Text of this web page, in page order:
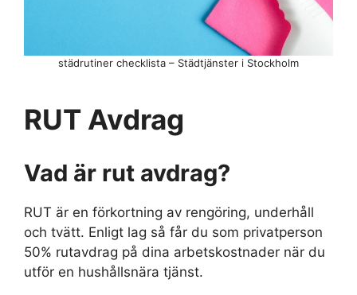
RUT Avdrag
Vad är rut avdrag?
RUT är en förkortning av rengöring, underhåll
och tvätt. Enligt lag så får du som privatperson
50% rutavdrag på dina arbetskostnader när du
utför en hushållsnära tjänst.
städrutiner checklista – Städtjänster i Stockholm